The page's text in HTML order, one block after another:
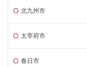
北九州市
太宰府市
春日市